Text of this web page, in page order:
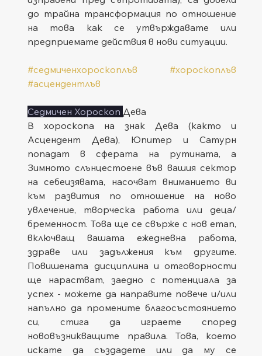
до трайна трансформация по отношение
на това как се утвърждавате или
предприемате действия в нови ситуации.
#седмиченхороскоплъв
#хороскоплъв
#асцендентлъв
Седмичен Хороскоп Дева
В хороскопа на знак Дева (както и
Асцендент Дева), Юпитер и Сатурн
попадат в сферата на рутината, а
Зимното слънцестоене във вашия сектор
на себеизявата, насочват вниманието ви
към развития по отношение на ново
увлечение, творческа работа или деца/
бременност. Това ще се свърже с нов етап,
включващ вашата ежедневна работа,
здраве или задължения към другите.
Повишената дисциплина и отговорности
ще нарастват, заедно с потенциала за
успех - можете да направите повече и/или
напълно да промените благосъстоянието
си, стига да играете според
нововъзникващите правила. Това, което
искате да създадете или да му се